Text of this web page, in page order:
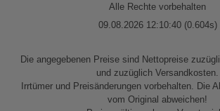
Alle Rechte vorbehalten
09.08.2026 12:10:40 (0.604s)
Die angegebenen Preise sind Nettopreise
und zuzüglich Versandkosten.
Irrtümer und Preisänderungen vorbehalten. Die
vom Original abweichen!